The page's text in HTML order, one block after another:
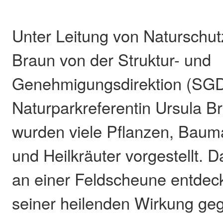
Unter Leitung von
Braun von der Struktur- und
Genehmigungsdirektion
Naturparkreferentin Ursula
wurden viele Pflanzen,
und Heilkräuter vorgestellt.
an einer Feldscheune
seiner heilenden Wirkung